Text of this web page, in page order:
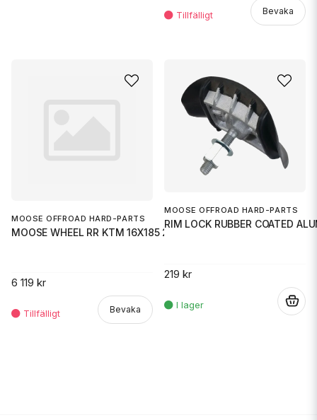
Bevaka
MOOSE OFFROAD HARD-PARTS
MOOSE WHEEL RR KTM 16X185 21+
6 119 kr
Bevaka
MOOSE OFFROAD HARD-PARTS
RIM LOCK RUBBER COATED
219 kr